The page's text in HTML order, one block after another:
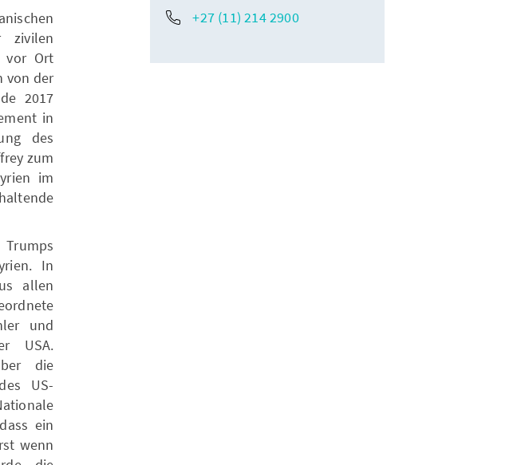
zivilen
vor Ort
von der
2017
in
des
zum
im
In
allen
und
USA.
die
US-
ein
wenn
+27 (11) 214 2900